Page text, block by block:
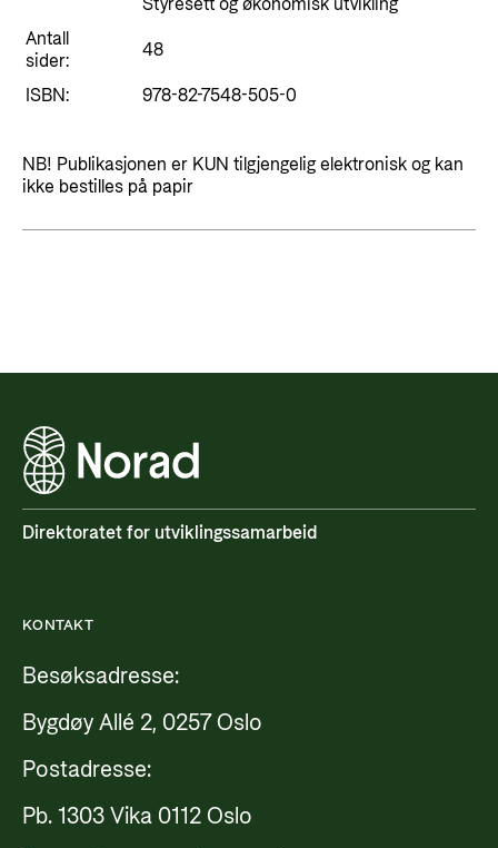
Styresett og økonomisk utvikling
For næringslivet
Statsgarantiordningen for investeringer i
fornybar energi
Nyttige lenker
Evalueringer (Norec)
Historie
Kontakt
Postjournal
Personvern
Antall
sider:
48
ISBN:
978-82-7548-505-0
NB! Publikasjonen er KUN tilgjengelig elektronisk og kan
ikke bestilles på papir
Direktoratet for utviklingssamarbeid
KONTAKT
Besøksadresse:
Bygdøy Allé 2, 0257 Oslo
Postadresse:
Pb. 1303 Vika 0112 Oslo